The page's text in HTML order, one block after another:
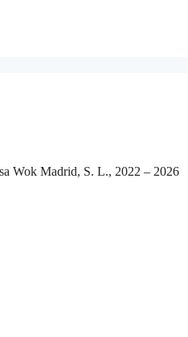
Wok Madrid, S. L., 2022 – 2026